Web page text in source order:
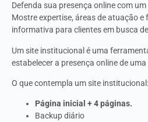
Defenda sua presença online com
Mostre expertise, áreas de atuação
informativa para clientes em busca
Um site institucional é uma
estabelecer a presença online de
O que contempla um site institucional:
Página inicial + 4 páginas.
Backup diário